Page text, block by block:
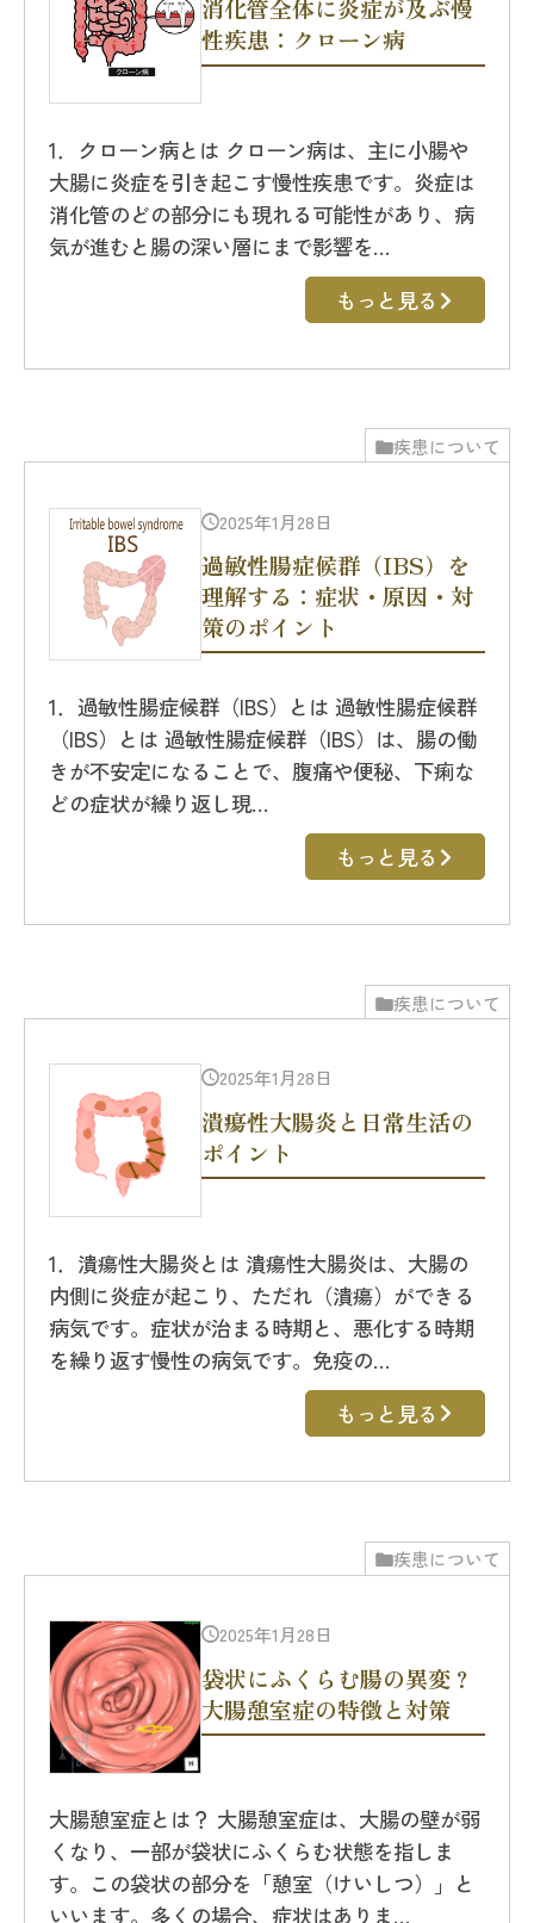
消化管全体に炎症が及ぶ慢
性疾患：クローン病
1．クローン病とは クローン病は、主に小腸や
大腸に炎症を引き起こす慢性疾患です。炎症は
消化管のどの部分にも現れる可能性があり、病
気が進むと腸の深い層にまで影響を…
もっと見る
疾患について
2025年1月28日
過敏性腸症候群（IBS）を
理解する：症状・原因・対
策のポイント
1．過敏性腸症候群（IBS）とは 過敏性腸症候群
（IBS）とは 過敏性腸症候群（IBS）は、腸の働
きが不安定になることで、腹痛や便秘、下痢な
どの症状が繰り返し現…
もっと見る
疾患について
2025年1月28日
潰瘍性大腸炎と日常生活の
ポイント
1．潰瘍性大腸炎とは 潰瘍性大腸炎は、大腸の
内側に炎症が起こり、ただれ（潰瘍）ができる
病気です。症状が治まる時期と、悪化する時期
を繰り返す慢性の病気です。免疫の…
もっと見る
疾患について
2025年1月28日
袋状にふくらむ腸の異変？
大腸憩室症の特徴と対策
大腸憩室症とは？ 大腸憩室症は、大腸の壁が弱
くなり、一部が袋状にふくらむ状態を指しま
す。この袋状の部分を「憩室（けいしつ）」と
いいます。多くの場合、症状はありま…